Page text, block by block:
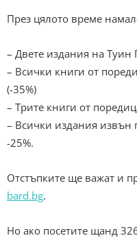
През цялото време
– Двете издания на Туин
– Всички книги от
(-35%)
– Трите книги от
– Всички издания извън
-25%.
Отстъпките ще важат и
bard.bg.
Но ако посетите щанд